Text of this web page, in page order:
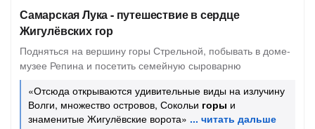
Самарская Лука - путешествие в сердце
Жигулёвских гор
Подняться на вершину горы Стрельной, побывать в доме-
музее Репина и посетить семейную сыроварню
«Отсюда открываются удивительные виды на излучину
Волги, множество островов, Сокольи горы и
знаменитые Жигулёвские ворота»